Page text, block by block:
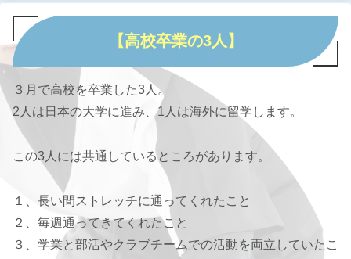
【高校卒業の3人】
３月で高校を卒業した3人。
2人は日本の大学に進み、1人は海外に留学します。
この3人には共通しているところがあります。
１、長い間ストレッチに通ってくれたこと
２、毎週通ってきてくれたこと
３、学業と部活やクラブチームでの活動を両立していたこ